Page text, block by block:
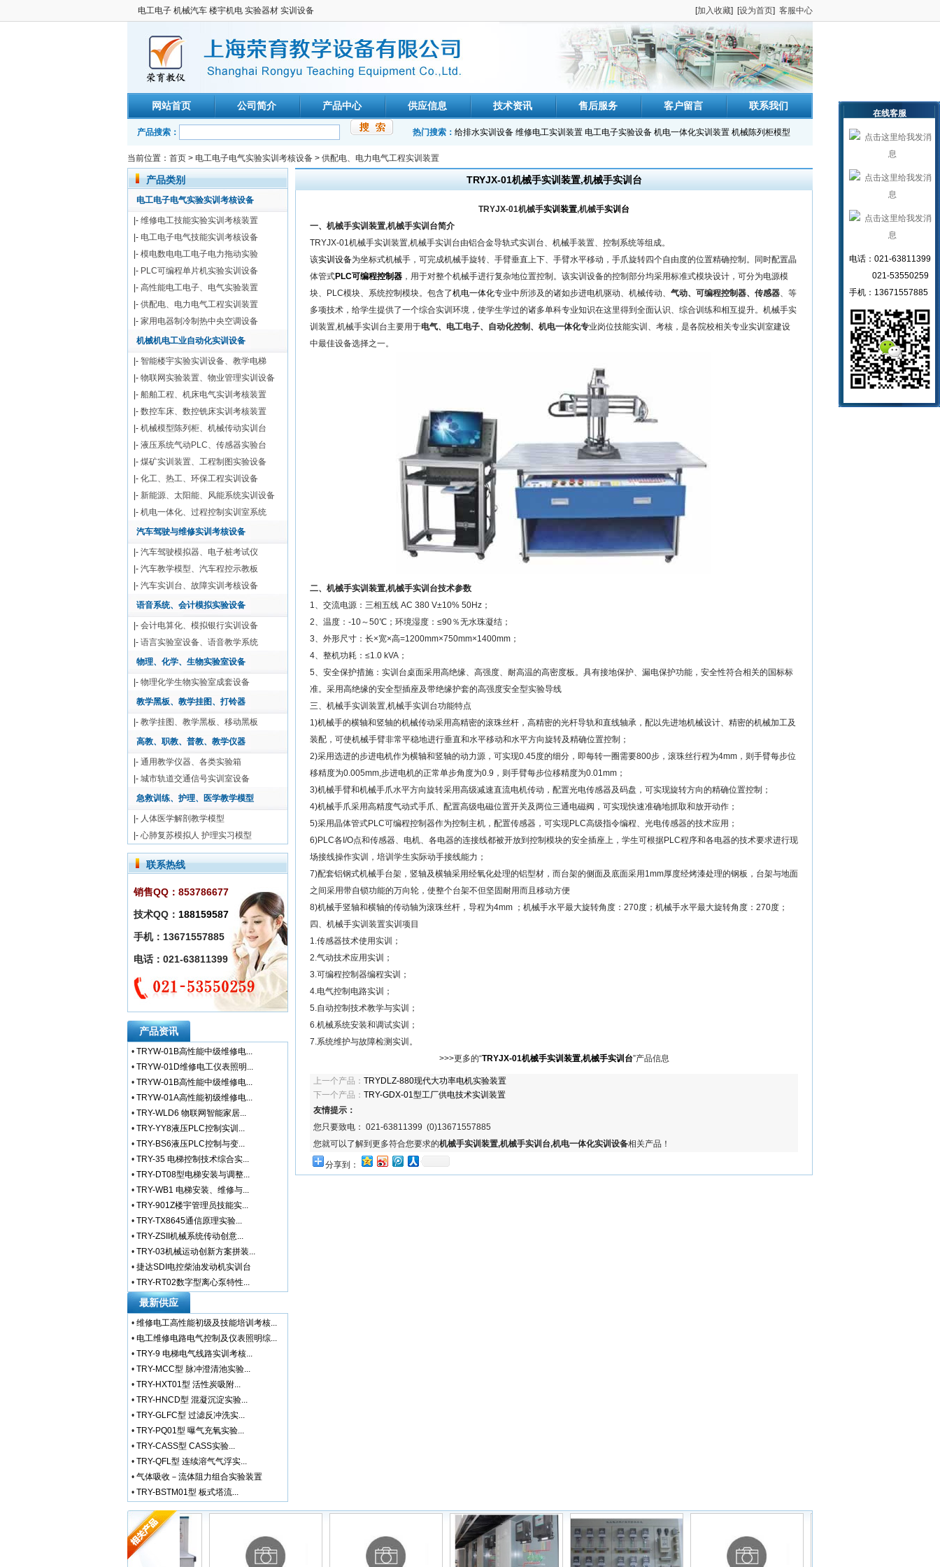
电工电子 机械汽车 楼宇机电 实验器材 实训设备 [加入收藏] [设为首页] 客服中心
网站首页 公司简介 产品中心 供应信息 技术资讯 售后服务 客户留言 联系我们
产品搜索： 热门搜索： 给排水实训设备 维修电工实训装置 电工电子实验设备 机电一体化实训装置 机械陈列柜模型
当前位置： 首页 > 电工电子电气实验实训考核设备 > 供配电、电力电气工程实训装置
TRYJX-01机械手实训装置,机械手实训台
TRYJX-01机械手实训装置,机械手实训台
一、机械手实训装置,机械手实训台简介
TRYJX-01机械手实训装置,机械手实训台由铝合金导轨式实训台、机械手装置、控制系统等组成。
该实训设备为坐标式机械手，可完成机械手旋转、手臂垂直上下、手臂水平移动，手爪旋转四个自由度的位置精确控制。同时配置晶
体管式PLC可编程控制器 ，用于对整个机械手进行复杂地位置控制。该实训设备的控制部分均采用标准式模块设计，可分为电源模
块、PLC模块、系统控制模块。包含了机电一体化专业中所涉及的诸如步进电机驱动、机械传动、 气动、可编程控制器、传感器、等
多项技术，给学生提供了一个综合实训环境，使学生学过的诸多单科专业知识在这里得到全面认识、综合训练和相互提升。机械手实
训装置,机械手实训台主要用于电气、电工电子、自动化控制、机电一体化专业岗位技能实训、考核，是各院校相关专业实训室建设
中最佳设备选择之一。
二、机械手实训装置,机械手实训台技术参数
1、交流电源：三相五线 AC 380 V±10% 50Hz；
2、温度：-10～50℃；环境湿度：≤90％无水珠凝结；
3、外形尺寸：长×宽×高=1200mm×750mm×1400mm；
4、整机功耗：≤1.0 kVA；
5、安全保护措施：实训台桌面采用高绝缘、高强度、耐高温的高密度板。具有接地保护、漏电保护功能，安全性符合相关的国标标
准。采用高绝缘的安全型插座及带绝缘护套的高强度安全型实验导线
三、机械手实训装置,机械手实训台功能特点
1)机械手的横轴和竖轴的机械传动采用高精密的滚珠丝杆，高精密的光杆导轨和直线轴承，配以先进地机械设计、精密的机械加工及
装配，可使机械手臂非常平稳地进行垂直和水平移动和水平方向旋转及精确位置控制；
2)采用选进的步进电机作为横轴和竖轴的动力源，可实现0.45度的细分，即每转一圈需要800步，滚珠丝行程为4mm，则手臂每步位
移精度为0.005mm,步进电机的正常单步角度为0.9，则手臂每步位移精度为0.01mm；
3)机械手臂和机械手爪水平方向旋转采用高级减速直流电机传动，配置光电传感器及码盘，可实现旋转方向的精确位置控制；
4)机械手爪采用高精度气动式手爪、配置高级电磁位置开关及两位三通电磁阀，可实现快速准确地抓取和放开动作；
5)采用晶体管式PLC可编程控制器作为控制主机，配置传感器，可实现PLC高级指令编程、光电传感器的技术应用；
6)PLC各I/O点和传感器、电机、各电器的连接线都被开放到控制模块的安全插座上，学生可根据PLC程序和各电器的技术要求进行现
场接线操作实训，培训学生实际动手接线能力；
7)配套铝钢式机械手台架，竖轴及横轴采用经氧化处理的铝型材，而台架的侧面及底面采用1mm厚度经烤漆处理的钢板，台架与地面
之间采用带自锁功能的万向轮，使整个台架不但坚固耐用而且移动方便
8)机械手竖轴和横轴的传动轴为滚珠丝杆，导程为4mm ；机械手水平最大旋转角度：270度；机械手水平最大旋转角度：270度；
四、机械手实训装置实训项目
1.传感器技术使用实训；
2.气动技术应用实训；
3.可编程控制器编程实训；
4.电气控制电路实训；
5.自动控制技术教学与实训；
6.机械系统安装和调试实训；
7.系统维护与故障检测实训。
>>>更多的“TRYJX-01机械手实训装置,机械手实训台”产品信息
上一个产品： TRYDLZ-880现代大功率电机实验装置
下一个产品： TRY-GDX-01型工厂供电技术实训装置
友情提示：
您只要致电： 021-63811399 (0)13671557885
您就可以了解到更多符合您要求的机械手实训装置,机械手实训台,机电一体化实训设备相关产品！
分享到：
产品类别
电工电子电气实验实训考核设备
|- 维修电工技能实验实训考核装置
|- 电工电子电气技能实训考核设备
|- 模电数电电工电子电力拖动实验
|- PLC可编程单片机实验实训设备
|- 高性能电工电子、电气实验装置
|- 供配电、电力电气工程实训装置
|- 家用电器制冷制热中央空调设备
机械机电工业自动化实训设备
|- 智能楼宇实验实训设备、教学电梯
|- 物联网实验装置、物业管理实训设备
|- 船舶工程、机床电气实训考核装置
|- 数控车床、数控铣床实训考核装置
|- 机械模型陈列柜、机械传动实训台
|- 液压系统气动PLC、传感器实验台
|- 煤矿实训装置、工程制图实验设备
|- 化工、热工、环保工程实训设备
|- 新能源、太阳能、风能系统实训设备
|- 机电一体化、过程控制实训室系统
汽车驾驶与维修实训考核设备
|- 汽车驾驶模拟器、电子桩考试仪
|- 汽车教学模型、汽车程控示教板
|- 汽车实训台、故障实训考核设备
语音系统、会计模拟实验设备
|- 会计电算化、模拟银行实训设备
|- 语言实验室设备、语音教学系统
物理、化学、生物实验室设备
|- 物理化学生物实验室成套设备
教学黑板、教学挂图、打铃器
|- 教学挂图、教学黑板、移动黑板
高教、职教、普教、教学仪器
|- 通用教学仪器、各类实验箱
|- 城市轨道交通信号实训室设备
急救训练、护理、医学教学模型
|- 人体医学解剖教学模型
|- 心肺复苏模拟人 护理实习模型
联系热线
销售QQ：853786677
技术QQ： 188159587
手机：13671557885
电话：021-63811399
产品资讯
• TRYW-01B高性能中级维修电...
• TRYW-01D维修电工仪表照明...
• TRYW-01B高性能中级维修电...
• TRYW-01A高性能初级维修电...
• TRY-WLD6 物联网智能家居...
• TRY-YY8液压PLC控制实训...
• TRY-BS6液压PLC控制与变...
• TRY-35 电梯控制技术综合实...
• TRY-DT08型电梯安装与调整...
• TRY-WB1 电梯安装、维修与...
• TRY-901Z楼宇管理员技能实...
• TRY-TX8645通信原理实验...
• TRY-ZSII机械系统传动创意...
• TRY-03机械运动创新方案拼装...
• 捷达SDI电控柴油发动机实训台
• TRY-RT02数字型离心泵特性...
最新供应
• 维修电工高性能初级及技能培训考核...
• 电工维修电路电气控制及仪表照明综...
• TRY-9 电梯电气线路实训考核...
• TRY-MCC型 脉冲澄清池实验...
• TRY-HXT01型 活性炭吸附...
• TRY-HNCD型 混凝沉淀实验...
• TRY-GLFC型 过滤反冲洗实...
• TRY-PQ01型 曝气充氧实验...
• TRY-CASS型 CASS实验...
• TRY-QFL型 连续溶气气浮实...
• 气体吸收－流体阻力组合实验装置
• TRY-BSTM01型 板式塔流...
在线客服
电话：021-63811399
021-53550259
手机：13671557885